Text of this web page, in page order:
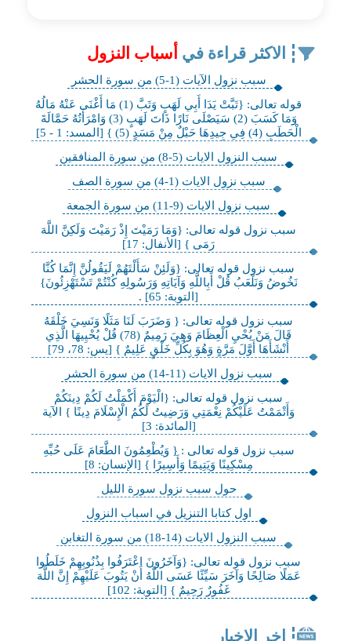
الاكثر قراءة في أسباب النزول
سبب نزول الآيات (1-5) من سورة الحشر
قوله تعالى: {تَبَّتْ يَدَا أَبِي لَهَبٍ وَتَبَّ (1) مَا أَغْنَى عَنْهُ مَالُهُ
وَمَا كَسَبَ (2) سَيَصْلَى نَارًا ذَاتَ لَهَبٍ (3) وَامْرَأَتُهُ حَمَّالَةَ
الْحَطَبِ (4) فِي جِيدِهَا حَبْلٌ مِنْ مَسَدٍ (5) } [المسد: 1 - 5]
سبب النزول الايات (5-8) من سورة المنافقين
سبب نزول الايات (1-4) من سورة الصف
سبب نزول الايات (9-11) من سورة الجمعة
سبب نزول قوله تعالى: {وَمَا رَمَيْتَ إِذْ رَمَيْتَ وَلَكِنَّ اللَّهَ
رَمَى } [الأنفال: 17]
سبب نزول قوله تعالى: {وَلَئِنْ سَأَلْتَهُمْ لَيَقُولُنَّ إِنَّمَا كُنَّا
نَخُوضُ وَنَلْعَبُ قُلْ أَبِاللَّهِ وَآيَاتِهِ وَرَسُولِهِ كُنْتُمْ تَسْتَهْزِئُونَ}
[التوبة: 65] .
سبب نزول قوله تعالى: { وَضَرَبَ لَنَا مَثَلًا وَنَسِيَ خَلْقَهُ
قَالَ مَنْ يُحْيِ الْعِظَامَ وَهِيَ رَمِيمٌ (78) قُلْ يُحْيِيهَا الَّذِي
أَنْشَأَهَا أَوَّلَ مَرَّةٍ وَهُوَ بِكُلِّ خَلْقٍ عَلِيمٌ } [يس: 78، 79]
سبب نزول الايات (11-14) من سورة الحشر
سبب نزول قوله تعالى: {الْيَوْمَ أَكْمَلْتُ لَكُمْ دِينَكُمْ
وَأَتْمَمْتُ عَلَيْكُمْ نِعْمَتِي وَرَضِيتُ لَكُمُ الْإِسْلَامَ دِينًا } الآية
[المائدة: 3]
سبب نزول قوله تعالى : { وَيُطْعِمُونَ الطَّعَامَ عَلَى حُبِّهِ
مِسْكِينًا وَيَتِيمًا وَأَسِيرًا } [الإنسان: 8]
حول سبب نزول سورة الليل
اول كتابا التنزيل‏ في اسباب النزول
سبب النزول الايات (14-18) من سورة التغابن
سبب نزول قوله تعالى: {وَآخَرُونَ اعْتَرَفُوا بِذُنُوبِهِمْ خَلَطُوا
عَمَلًا صَالِحًا وَآخَرَ سَيِّئًا عَسَى اللَّهُ أَنْ يَتُوبَ عَلَيْهِمْ إِنَّ اللَّهَ
غَفُورٌ رَحِيمٌ } [التوبة: 102]
اخر الاخبار